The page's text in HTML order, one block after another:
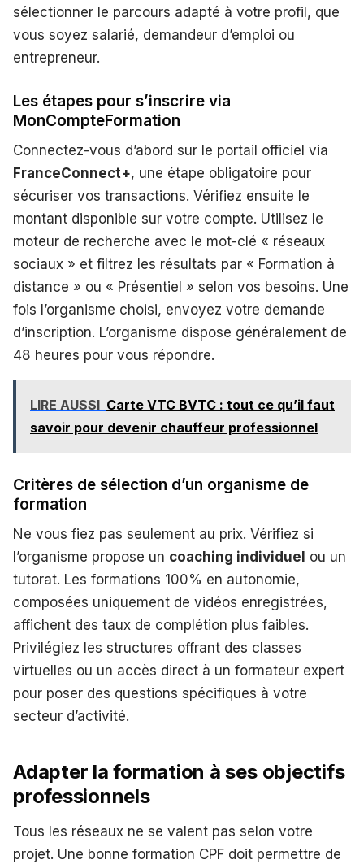
sélectionner le parcours adapté à votre profil, que
vous soyez salarié, demandeur d’emploi ou
entrepreneur.
Les étapes pour s’inscrire via
MonCompteFormation
Connectez-vous d’abord sur le portail officiel via
FranceConnect+, une étape obligatoire pour
sécuriser vos transactions. Vérifiez ensuite le
montant disponible sur votre compte. Utilisez le
moteur de recherche avec le mot-clé « réseaux
sociaux » et filtrez les résultats par « Formation à
distance » ou « Présentiel » selon vos besoins. Une
fois l’organisme choisi, envoyez votre demande
d’inscription. L’organisme dispose généralement de
48 heures pour vous répondre.
LIRE AUSSI Carte VTC BVTC : tout ce qu’il faut
savoir pour devenir chauffeur professionnel
Critères de sélection d’un organisme de
formation
Ne vous fiez pas seulement au prix. Vérifiez si
l’organisme propose un coaching individuel ou un
tutorat. Les formations 100% en autonomie,
composées uniquement de vidéos enregistrées,
affichent des taux de complétion plus faibles.
Privilégiez les structures offrant des classes
virtuelles ou un accès direct à un formateur expert
pour poser des questions spécifiques à votre
secteur d’activité.
Adapter la formation à ses objectifs
professionnels
Tous les réseaux ne se valent pas selon votre
projet. Une bonne formation CPF doit permettre de